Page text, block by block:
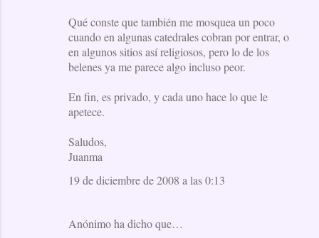
Qué conste que también me mosquea un poco
cuando en algunas catedrales cobran por entrar, o
en algunos sitios así religiosos, pero lo de los
belenes ya me parece algo incluso peor.
En fin, es privado, y cada uno hace lo que le
apetece.
Saludos,
Juanma
19 de diciembre de 2008 a las 0:13
Anónimo ha dicho que…